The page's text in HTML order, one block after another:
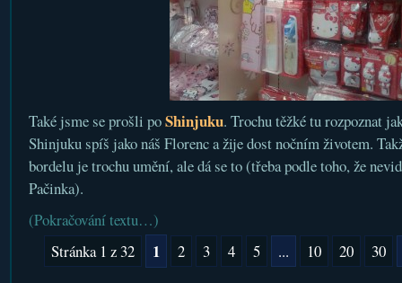
Také jsme se prošli poShinjuku. Trochu těžké tu rozpoznat
Shinjuku spíš jako náš Florenc a žije dost nočním životem.
bordelu je trochu umění, ale dá se to (třeba podle toho, že
Pačinka).
(Pokračování textu…)
Stránka 1 z 32
1 2 3 4 5 ... 10 20 30